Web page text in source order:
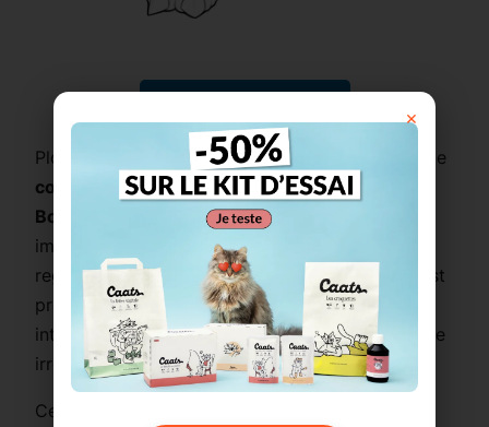
Plongez dans l’univers desjeux Nintendo
avec ce
coloriage kawaiireprésentant le redoutable
Bowser
, roi des Koopas. Avec son apparence
imposante, ses épines caractéristiques et son
regard féroce, ce
personnage emblématique
est
prêt à imposer sa puissance. Malgré son allure
intimidante, ce Bowser chibiconserve un charme
irrésistible dans ce style mignon et détaillé.
Ce
×